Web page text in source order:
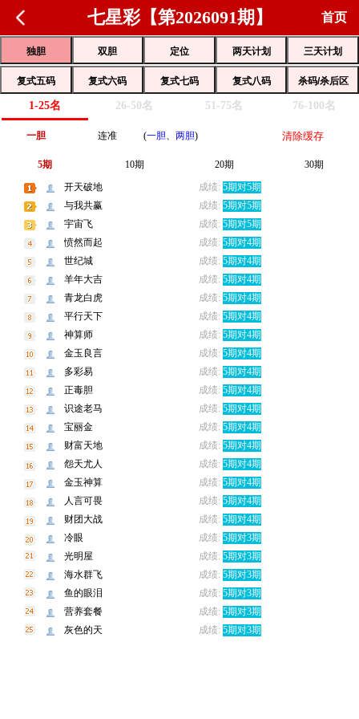
七星彩【第2026091期】 首页
独胆 双胆 定位 两天计划 三天计划
复式五码 复式六码 复式七码 复式八码 杀码/杀后区